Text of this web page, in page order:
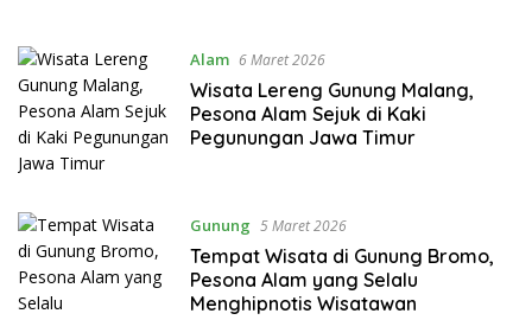
Alam 6 Maret 2026
Wisata Lereng Gunung Malang,
Pesona Alam Sejuk di Kaki
Pegunungan Jawa Timur
Gunung 5 Maret 2026
Tempat Wisata di Gunung Bromo,
Pesona Alam yang Selalu
Menghipnotis Wisatawan